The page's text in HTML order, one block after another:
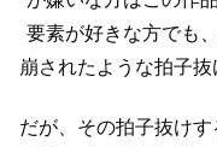
要素が好きな方でも
崩されたような拍子
だが、その拍子抜け